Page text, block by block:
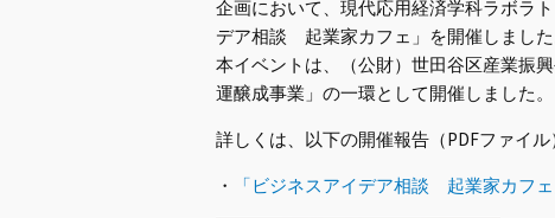
企画において、現代応用経済学科ラボラ
デア相談 起業家カフェ」を開催しました
本イベントは、（公財）世田谷区産業振
運醸成事業」の一環として開催しました。
詳しくは、以下の開催報告（PDFファイル
・ 「ビジネスアイデア相談 起業家カフ